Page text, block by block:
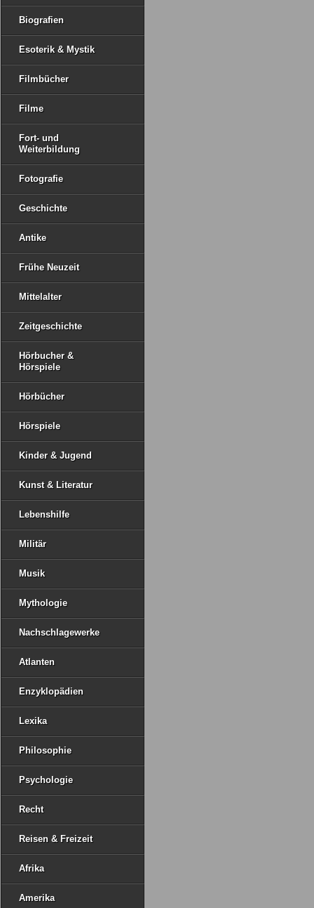
Biografien
Esoterik & Mystik
Filmbücher
Filme
Fort- und
Weiterbildung
Fotografie
Geschichte
Antike
Frühe Neuzeit
Mittelalter
Zeitgeschichte
Hörbucher &
Hörspiele
Hörbücher
Hörspiele
Kinder & Jugend
Kunst & Literatur
Lebenshilfe
Militär
Musik
Mythologie
Nachschlagewerke
Atlanten
Enzyklopädien
Lexika
Philosophie
Psychologie
Recht
Reisen & Freizeit
Afrika
Amerika